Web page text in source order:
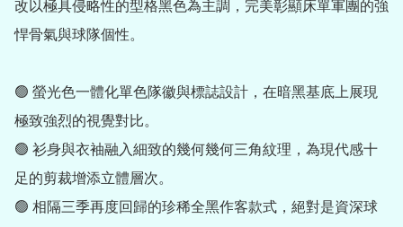
改以極具侵略性的型格黑色為主調，完美彰顯床單軍團的強
悍骨氣與球隊個性。
🟢 螢光色一體化單色隊徽與標誌設計，在暗黑基底上展現
極致強烈的視覺對比。
🟢 衫身與衣袖融入細致的幾何幾何三角紋理，為現代感十
足的剪裁增添立體層次。
🟢 相隔三季再度回歸的珍稀全黑作客款式，絕對是資深球